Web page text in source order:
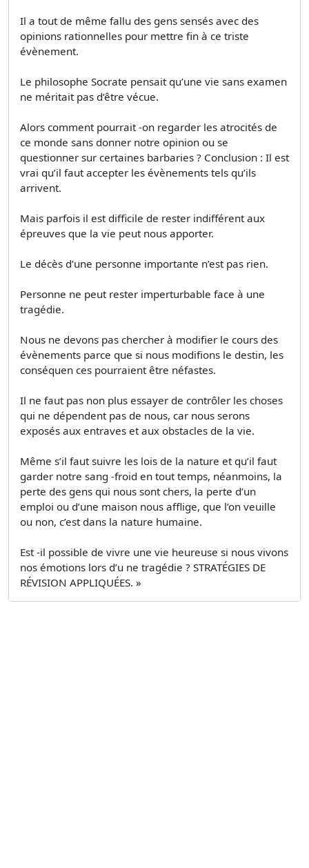
Il a tout de même fallu des gens sensés avec des
opinions rationnelles pour mettre fin à ce triste
évènement.
Le philosophe Socrate pensait qu’une vie sans examen
ne méritait pas d’être vécue.
Alors comment pourrait -on regarder les atrocités de
ce monde sans donner notre opinion ou se
questionner sur certaines barbaries ? Conclusion : Il est
vrai qu’il faut accepter les évènements tels qu’ils
arrivent.
Mais parfois il est difficile de rester indifférent aux
épreuves que la vie peut nous apporter.
Le décès d’une personne importante n’est pas rien.
Personne ne peut rester imperturbable face à une
tragédie.
Nous ne devons pas chercher à modifier le cours des
évènements parce que si nous modifions le destin, les
conséquen ces pourraient être néfastes.
Il ne faut pas non plus essayer de contrôler les choses
qui ne dépendent pas de nous, car nous serons
exposés aux entraves et aux obstacles de la vie.
Même s’il faut suivre les lois de la nature et qu’il faut
garder notre sang -froid en tout temps, néanmoins, la
perte des gens qui nous sont chers, la perte d’un
emploi ou d’une maison nous afflige, que l’on veuille
ou non, c’est dans la nature humaine.
Est -il possible de vivre une vie heureuse si nous vivons
nos émotions lors d’u ne tragédie ? STRATÉGIES DE
RÉVISION APPLIQUÉES. »